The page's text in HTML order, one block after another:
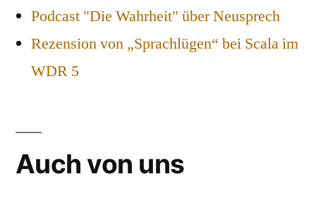
Podcast "Die Wahrheit" über Neusprech
Rezension von „Sprachlügen“ bei Scala im
WDR 5
Auch von uns